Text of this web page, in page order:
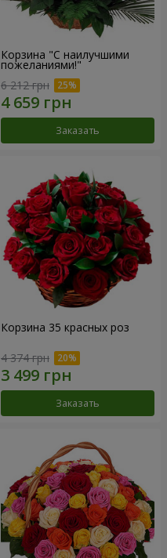
Корзина "С наилучшими
пожеланиями!"
6 212 грн
Заказать
Корзина 35 красных роз
4 374 грн
Заказать